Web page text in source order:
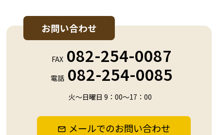
お問い合わせ
FAX 082-254-0087
電話 082-254-0085
火～日曜日 9：00～17：00
メールでのお問い合わせ